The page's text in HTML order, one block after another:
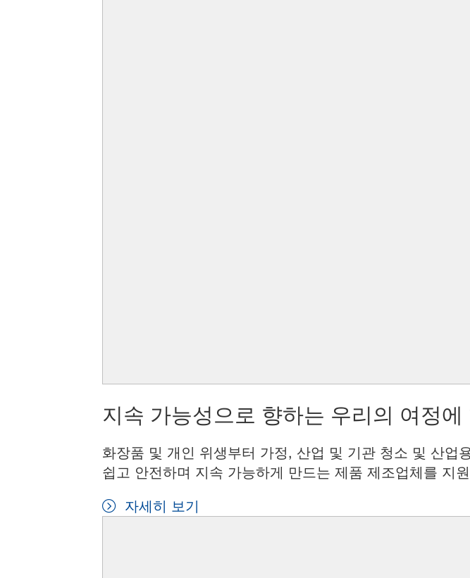
지속 가능성으로 향하는 우리의 여정
화장품 및 개인 위생부터 가정, 산업 및 기관 청소 및 산업
쉽고 안전하며 지속 가능하게 만드는 제품 제조업체를 지
자세히 보기